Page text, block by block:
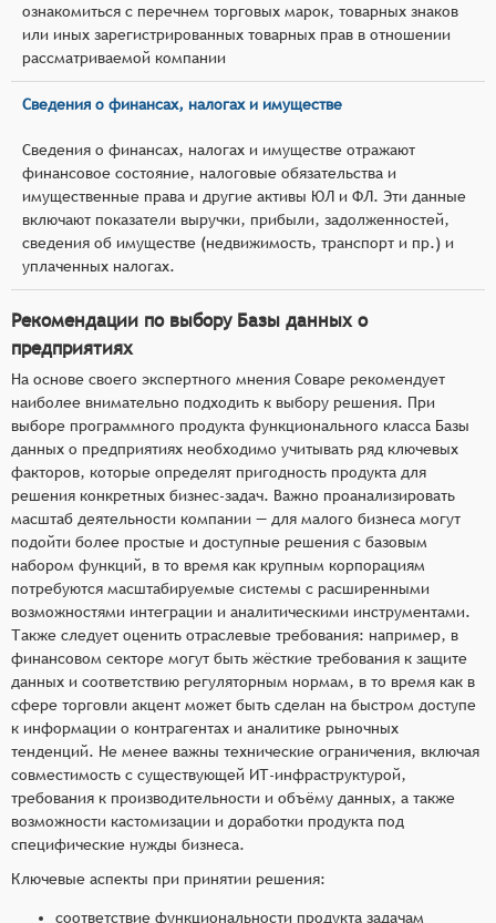
ознакомиться с перечнем торговых марок, товарных знаков
или иных зарегистрированных товарных прав в отношении
рассматриваемой компании
Сведения о финансах, налогах и имуществе
Сведения о финансах, налогах и имуществе отражают
финансовое состояние, налоговые обязательства и
имущественные права и другие активы ЮЛ и ФЛ. Эти данные
включают показатели выручки, прибыли, задолженностей,
сведения об имуществе (недвижимость, транспорт и пр.) и
уплаченных налогах.
Рекомендации по выбору Базы данных о
предприятиях
На основе своего экспертного мнения Соваре рекомендует
наиболее внимательно подходить к выбору решения. При
выборе программного продукта функционального класса Базы
данных о предприятиях необходимо учитывать ряд ключевых
факторов, которые определят пригодность продукта для
решения конкретных бизнес-задач. Важно проанализировать
масштаб деятельности компании — для малого бизнеса могут
подойти более простые и доступные решения с базовым
набором функций, в то время как крупным корпорациям
потребуются масштабируемые системы с расширенными
возможностями интеграции и аналитическими инструментами.
Также следует оценить отраслевые требования: например, в
финансовом секторе могут быть жёсткие требования к защите
данных и соответствию регуляторным нормам, в то время как в
сфере торговли акцент может быть сделан на быстром доступе
к информации о контрагентах и аналитике рыночных
тенденций. Не менее важны технические ограничения, включая
совместимость с существующей ИТ-инфраструктурой,
требования к производительности и объёму данных, а также
возможности кастомизации и доработки продукта под
специфические нужды бизнеса.
Ключевые аспекты при принятии решения:
соответствие функциональности продукта задачам